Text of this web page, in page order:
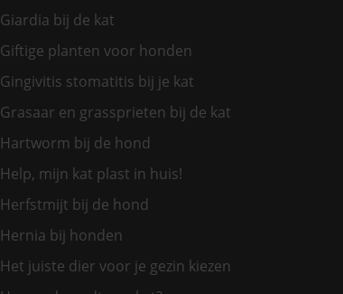
Giardia bij de kat
Giftige planten voor honden
Gingivitis stomatitis bij je kat
Grasaar en grassprieten bij de kat
Hartworm bij de hond
Help, mijn kat plast in huis!
Herfstmijt bij de hond
Hernia bij honden
Het juiste dier voor je gezin kiezen